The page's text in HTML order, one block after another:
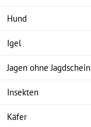
Hund
Igel
Jagen ohne Jagdschein
Insekten
Käfer